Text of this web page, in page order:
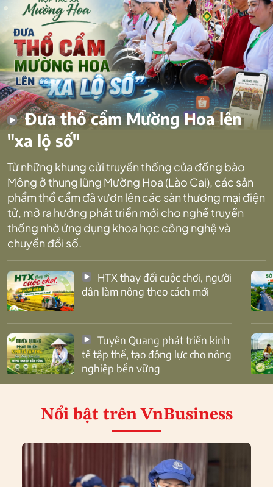
Đưa thổ cẩm Mường Hoa lên
"xa lộ số"
Từ những khung cửi truyền thống của đồng bào
Mông ở thung lũng Mường Hoa (Lào Cai), các sản
phẩm thổ cẩm đã vươn lên các sàn thương mại điện
tử, mở ra hướng phát triển mới cho nghề truyền
thống nhờ ứng dụng khoa học công nghệ và
chuyển đổi số.
dân làm nông theo cách mới
tế tập thể, tạo động lực cho nông
nghiệp bền vững
Nổi bật trên VnBusiness